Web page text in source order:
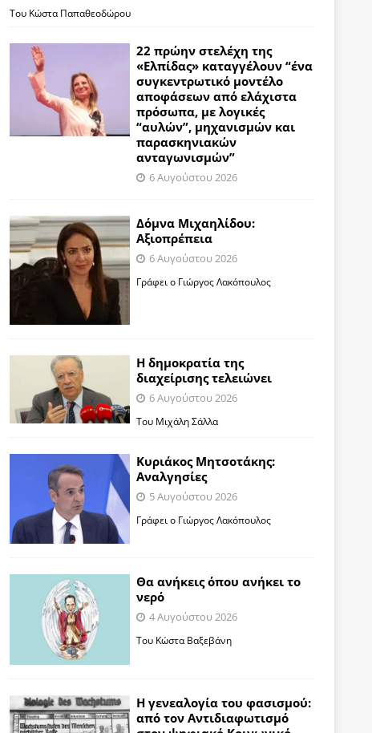
Του Κώστα Παπαθεοδώρου
22 πρώην στελέχη της
«Ελπίδας» καταγγέλουν “ένα
συγκεντρωτικό μοντέλο
αποφάσεων από ελάχιστα
πρόσωπα, με λογικές
“αυλών”, μηχανισμών και
παρασκηνιακών
ανταγωνισμών”
6 Αυγούστου 2026
Δόμνα Μιχαηλίδου:
Αξιοπρέπεια
6 Αυγούστου 2026
Γράφει ο Γιώργος Λακόπουλος
Η δημοκρατία της
διαχείρισης τελειώνει
6 Αυγούστου 2026
Του Μιχάλη Σάλλα
Κυριάκος Μητσοτάκης:
Αναλγησίες
5 Αυγούστου 2026
Γράφει ο Γιώργος Λακόπουλος
Θα ανήκεις όπου ανήκει το
νερό
4 Αυγούστου 2026
Του Κώστα Βαξεβάνη
Η γενεαλογία του φασισμού:
από τον Αντιδιαφωτισμό